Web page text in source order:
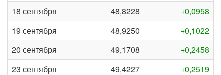
18 сентября
48,8228
+0,0958
19 сентября
48,9250
+0,1022
20 сентября
49,1708
+0,2458
23 сентября
49,4227
+0,2519